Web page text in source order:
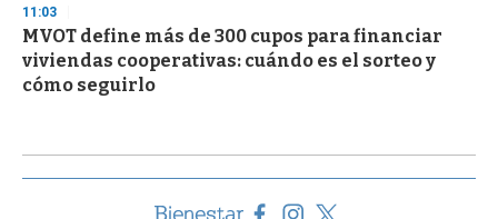
11:03
MVOT define más de 300 cupos para financiar
viviendas cooperativas: cuándo es el sorteo y
cómo seguirlo